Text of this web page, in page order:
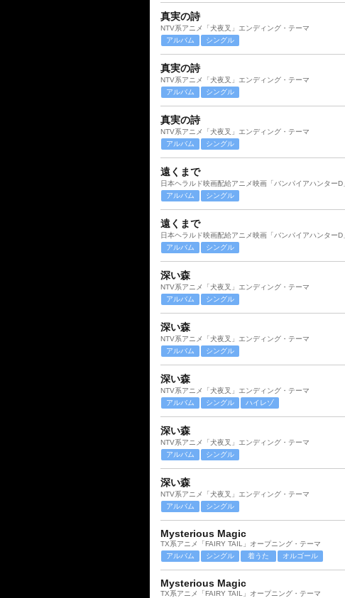
真実の詩
NTV系アニメ「犬夜叉」エンディング・テーマ
アルバム
シングル
真実の詩
NTV系アニメ「犬夜叉」エンディング・テーマ
アルバム
シングル
真実の詩
NTV系アニメ「犬夜叉」エンディング・テーマ
アルバム
シングル
遠くまで
日本ヘラルド映画配給アニメ映画「バンパイアハンターD
アルバム
シングル
遠くまで
日本ヘラルド映画配給アニメ映画「バンパイアハンターD
アルバム
シングル
深い森
NTV系アニメ「犬夜叉」エンディング・テーマ
アルバム
シングル
深い森
NTV系アニメ「犬夜叉」エンディング・テーマ
アルバム
シングル
深い森
NTV系アニメ「犬夜叉」エンディング・テーマ
アルバム
シングル ハイレゾ
深い森
NTV系アニメ「犬夜叉」エンディング・テーマ
アルバム
シングル
深い森
NTV系アニメ「犬夜叉」エンディング・テーマ
アルバム
シングル
Mysterious Magic
TX系アニメ「FAIRY TAIL」オープニング・テーマ
アルバム
シングル 着うた オルゴール
Mysterious Magic
TX系アニメ「FAIRY TAIL」オープニング・テーマ